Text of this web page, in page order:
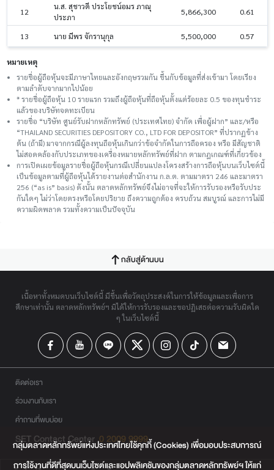
12
น.ส. สุชาวดี ประโยชน์อมร ภาณุ
ประภา
5,866,300 0.61
13 นาย มีพร จักรานุกุล 5,500,000 0.57
หมายเหตุ
รายชื่อผู้ถือหุ้นจะมีภาษาไทยและอังกฤษรวมกัน ขึ้นกับข้อมูลที่ส่งเข้ามา โดยเรียง
ตามลำดับจากมากไปน้อย
* รายชื่อผู้ถือหุ้น 10 รายแรก รวมถึงผู้ถือหุ้นที่ถือหุ้นตั้งแต่ร้อยละ 0.5 ของทุนชําระ
แล้วของบริษัทจดทะเบียน
รายชื่อ “บริษัท ศูนย์รับฝากหลักทรัพย์ (ประเทศไทย) จำกัด เพื่อผู้ฝาก” และ/หรือ
“THAILAND SECURITIES DEPOSITORY CO., LTD FOR DEPOSITOR” ที่ปรากฏข้าง
ต้น (ถ้ามี) มาจากกรณีผู้ลงทุนถือหุ้นเกินกว่าข้อจำกัดในการถือครอง หรือ มีสัญชาติ
ไม่สอดคล้องกับประเภทของเครื่องหมายหลักทรัพย์ที่ฝาก ตามกฎเกณฑ์ที่เกี่ยวข้อง
การเปิดเผยข้อมูลรายชื่อผู้ถือหุ้นกรณีเปลี่ยนแปลงโครงสร้างการถือหุ้นบนเว็บไซต์นี้
เป็นข้อมูลตามที่ผู้ถือหุ้นได้รายงานต่อสำนักงาน ก.ล.ต. ตามมาตรา 246 และมาตรา
256 (“as is” basis) ดังนั้น ตลาดหลักทรัพย์จึงไม่อาจที่จะให้การรับรองหรือรับประ
กันใดๆ ไม่ว่าโดยตรงหรือโดยปริยาย ถึงความถูกต้อง ครบถ้วน สมบูรณ์ และการไม่มี
ความผิดพลาด รวมทั้งความเป็นปัจจุบัน
กลับสู่ด้านบน
เนื้อหาทั้งหมดบนเว็บไซต์นี้ มีขึ้นเพื่อวัตถุประสงค์ในการให้ข้อมูลและเพื่อการ
ศึกษาเท่านั้น ตลาดหลักทรัพย์ฯ มิได้ให้การรับรองและขอปฏิเสธต่อความรับผิดใด
ๆ ในเว็บไซต์นี้
ติดต่อเรา
ร่วมงานกับเรา
คำถามที่พบบ่อย
SET Contact Center 0 2009 9999
กลุ่มตลาดหลักทรัพย์แห่งประเทศไทยใช้คุกกี้ (Cookies) เพื่อมอบประสบการณ์
การใช้งานที่ดีที่สุดบนเว็บไซต์และแอปพลิเคชันของกลุ่มตลาดหลักทรัพย์ฯ ให้แก่